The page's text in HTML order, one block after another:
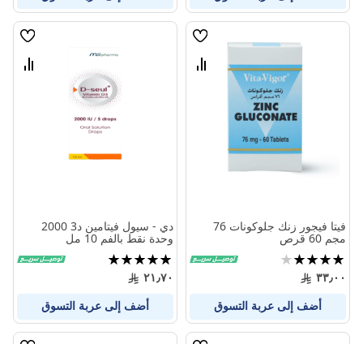
قائمة
قارن
فيتا فيجور زنك جلوكونات 76
مجم 60 قرص
تقييم:
80%
٣٣٫٠٠
أضف إلى عربة التسوق
قائمة
قارن
دي - سيول فيتامين د3 2000
وحدة نقط بالفم 10 مل
تقييم:
100%
٢١٫٧٠
أضف إلى عربة التسوق